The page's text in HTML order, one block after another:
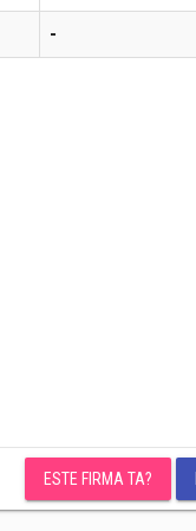
-
ESTE FIRMA TA?